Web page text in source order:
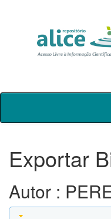
Skip
Exportar
Autor :